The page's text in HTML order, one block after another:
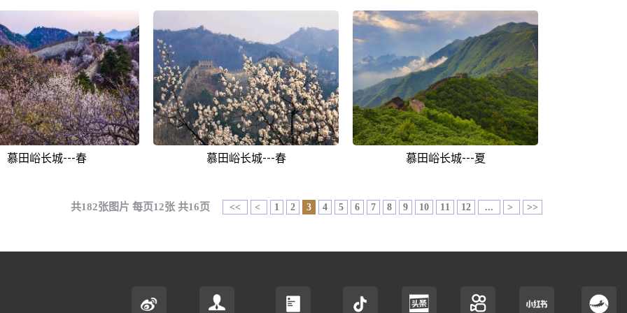
慕田峪长城---春 慕田峪长城---春 慕田峪长城---夏
共182张图片 每页12张 共16页 << < 1 2 3 4 5 6 7 8 9 10 11 12 ... > >>